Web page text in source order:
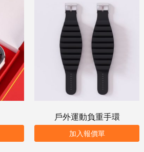
戶外運動負重手環
加入報價單